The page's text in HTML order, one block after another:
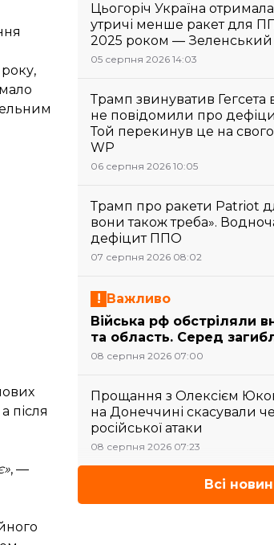
після
, —
Цьогоріч Україна
утричі менше ракет для
2025 роком — Зеленський
05 серпня 2026 14:03
Трамп звинуватив Гегсета
не повідомили про
Той перекинув це на
WP
06 серпня 2026 10:05
Трамп про ракети Patriot
вони також треба».
дефіцит ППО
07 серпня 2026 08:02
Важливо
Війська рф обстріляли
та область. Серед
08 серпня 2026 07:00
Прощання з Олексієм
на Донеччині скасували
російської атаки
08 серпня 2026 07:23
Всі